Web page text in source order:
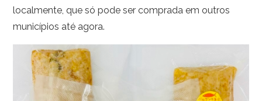
localmente, que só pode ser comprada em outros
municípios até agora.